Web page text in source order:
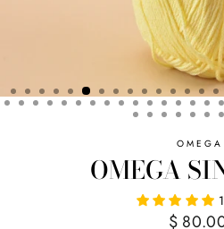
OMEGA
OMEGA
Precio
$